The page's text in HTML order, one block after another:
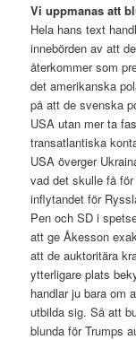
Vi uppmanas att
Hela hans text
innebörden av att
återkommer som
det amerikanska
på att de svenska
USA utan mer ta
transatlantiska
USA överger
vad det skulle få
inflytandet för
Pen och SD i
att ge Åkesson
att de auktoritära
ytterligare plats
handlar ju bara om
utbilda sig. Så att
blunda för Trumps